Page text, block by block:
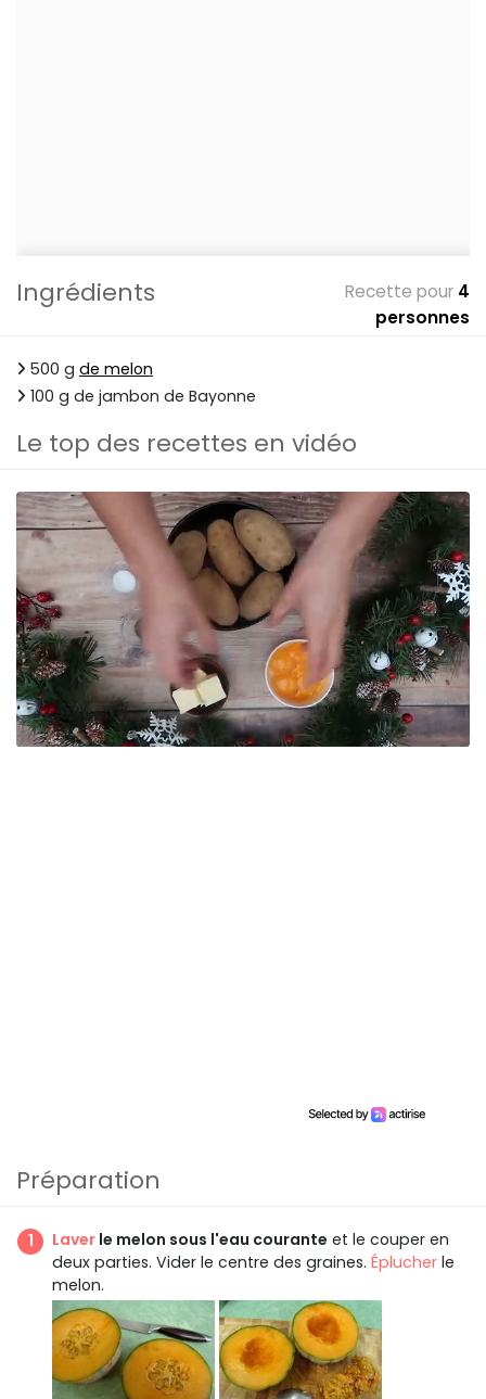
Ingrédients Recette pour 4
personnes
500 g de melon
100 g de jambon de Bayonne
Le top des recettes en vidéo
Préparation
Laver le melon sous l'eau courante et le couper en
deux parties. Vider le centre des graines. Éplucher le
melon.